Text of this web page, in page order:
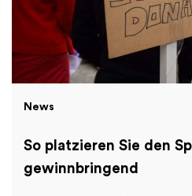
News
So platzieren Sie den
gewinnbringend